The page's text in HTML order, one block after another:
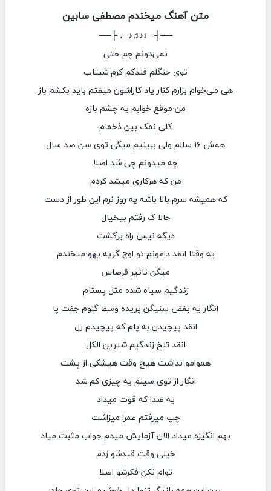
متن آهنگ میخندم مصطفی سابین
──┤ ♩♪♫♪♩ ├──
نمی‌دونم چم حتی
توی جنگلم فندکم کرم شبتاب
هی می‌خوام بزارم کنار یاد کاراشون میفتم باید بکشم باز
من موقع خوابم یه چشم بازه
کلی نمک بین ذخمام
همش ۱۶ سالم ولی ببینیم میگی توی سن صد سال
چه میدونم چی شد اصلا
من که هرکاری میشد کردم
که همیشه سرم بالا باشه یه روز نرم این طور از دست
حالا ک رفتم بیخیال
دیگه نیس راه برگشت
یه وقتا انقد داغونم تو اوج گریه یهو میخندم
میگن تاثیر قرصاس
زندگیم سیاه شده مثل پستام
انگار یه بغض سنیگن پریده وسط گلوم جفت پا
انقد پیچیدن به پام که پیچیدم رل
انقد تلخ زندگیم شیرین الکل
هموامو نداشت هیچ وقت هیشکی از پشت
انگار از توی سینم یه چیزی کم شد
یه صدا که قوت میداد
چپ میرفتم عمرا میزاشت
بهم انگیزه میداد الان آزمایش میدم جواب مثبت میاد
خیلی وقت قیدشو زدم
توام نکن فکرشو اصلا